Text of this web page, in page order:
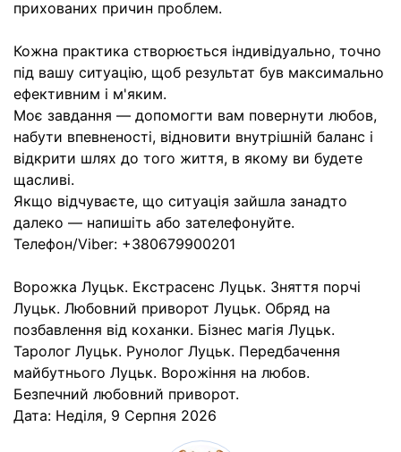
прихованих причин проблем.
Кожна практика створюється індивідуально, точно
під вашу ситуацію, щоб результат був максимально
ефективним і м'яким.
Моє завдання — допомогти вам повернути любов,
набути впевненості, відновити внутрішній баланс і
відкрити шлях до того життя, в якому ви будете
щасливі.
Якщо відчуваєте, що ситуація зайшла занадто
далеко — напишіть або зателефонуйте.
Телефон/Viber: +380679900201
Ворожка Луцьк. Екстрасенс Луцьк. Зняття порчі
Луцьк. Любовний приворот Луцьк. Обряд на
позбавлення від коханки. Бізнес магія Луцьк.
Таролог Луцьк. Рунолог Луцьк. Передбачення
майбутнього Луцьк. Ворожіння на любов.
Безпечний любовний приворот.
Дата: Неділя, 9 Серпня 2026